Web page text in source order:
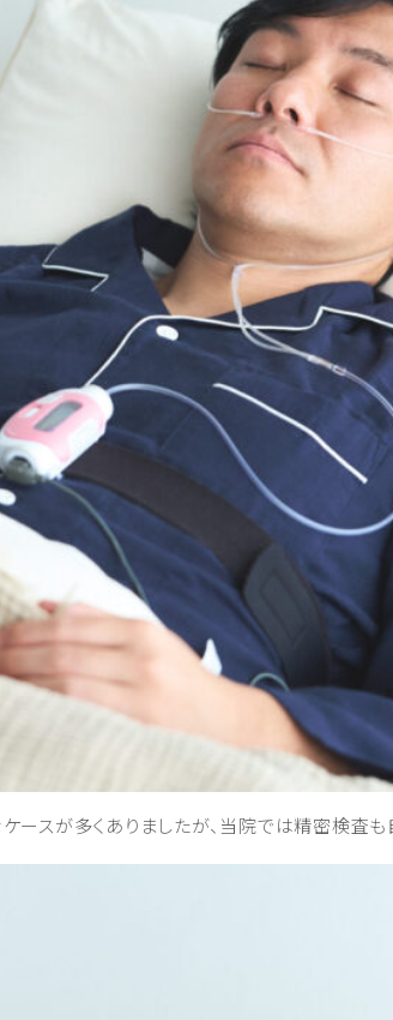
スが多くありましたが、当院では精密検査も